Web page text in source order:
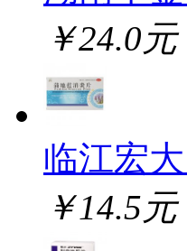
￥24.0元
临江宏
￥14.5元